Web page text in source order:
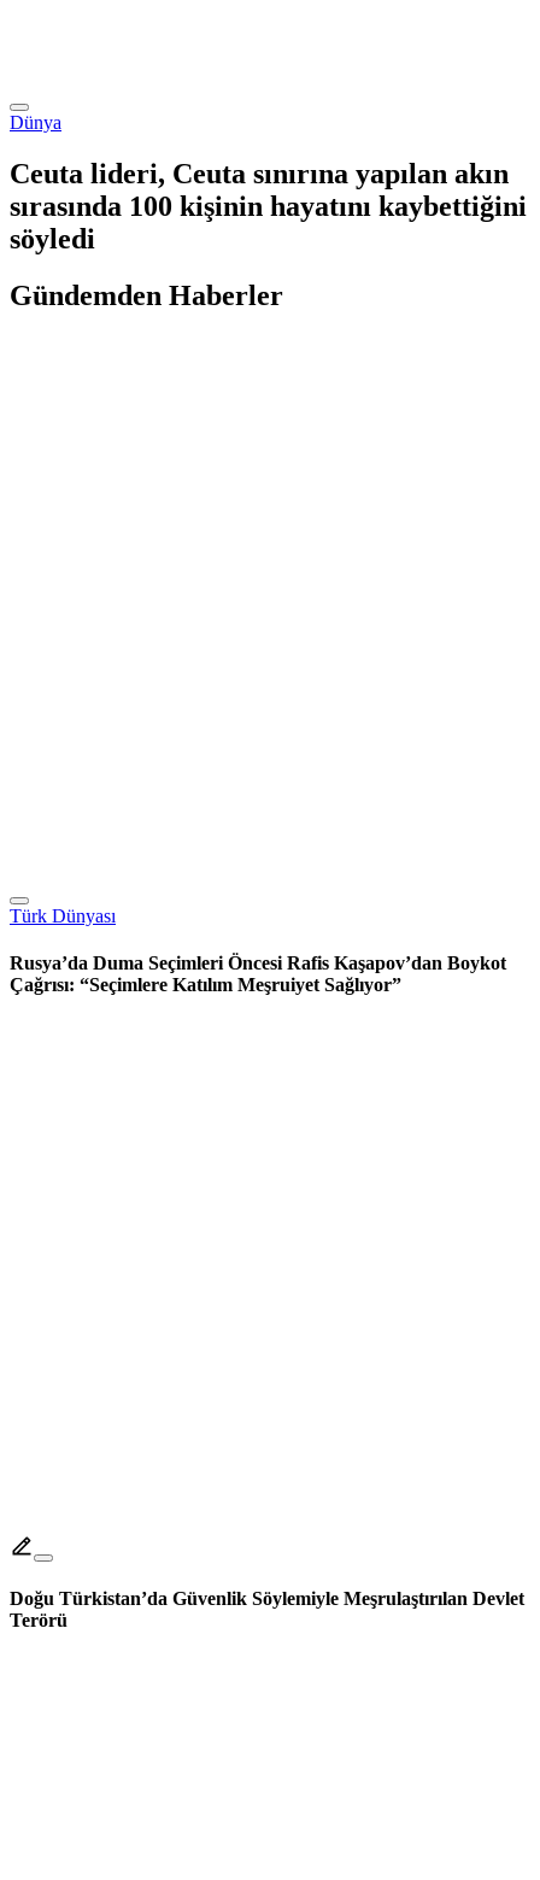
Dünya
Ceuta lideri, Ceuta sınırına yapılan akın
sırasında 100 kişinin hayatını kaybettiğini
söyledi
Gündemden Haberler
Türk Dünyası
Rusya’da Duma Seçimleri Öncesi Rafis Kaşapov’dan Boykot
Çağrısı: “Seçimlere Katılım Meşruiyet Sağlıyor”
Doğu Türkistan’da Güvenlik Söylemiyle Meşrulaştırılan Devlet
Terörü